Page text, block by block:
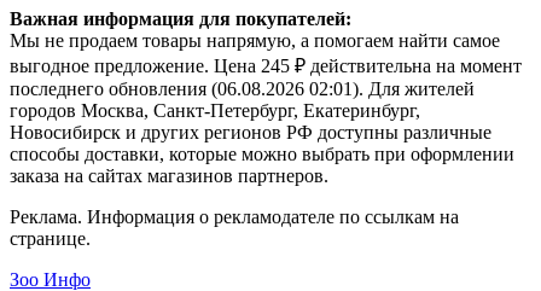
Важная информация для покупателей:
Мы не продаем товары напрямую, а помогаем найти самое
выгодное предложение. Цена 245 ₽ действительна на момент
последнего обновления (06.08.2026 02:01). Для жителей
городов Москва, Санкт-Петербург, Екатеринбург,
Новосибирск и других регионов РФ доступны различные
способы доставки, которые можно выбрать при оформлении
заказа на сайтах магазинов партнеров.
Реклама. Информация о рекламодателе по ссылкам на
странице.
Зоо Инфо